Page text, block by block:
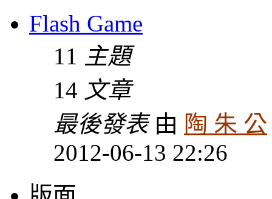
Flash Game
11
主題
14 文章
最後發表由 陶 朱 公
2012-06-13 22:26